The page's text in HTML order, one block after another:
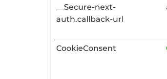
__Secure-next-
auth.callback-url
CookieConsent